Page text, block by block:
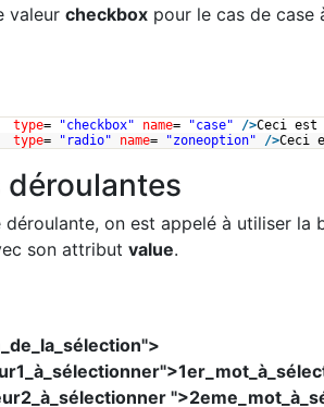
valeur checkbox pour le cas de case
type= "checkbox" name= "case" />Ceci est
type= "radio" name= "zoneoption" />Ceci
déroulantes
déroulante, on est appelé à utiliser la
son attribut value.